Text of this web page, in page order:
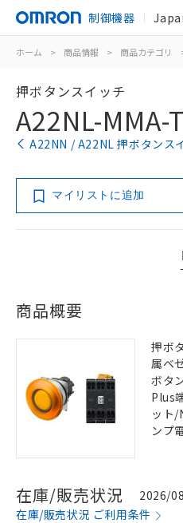
制御機器
ホーム > 商品情報 > 商品カテゴリ
押ボタンスイッチ
A22NL-MMA-
A22NN / A22NL 押ボタンス
マイリストに追加
商品概要
押ボ
属ベ
ボタ
Plus
ット/
ンプ
在庫/販売状況
2026/
在庫/販売状況 ご利用条件